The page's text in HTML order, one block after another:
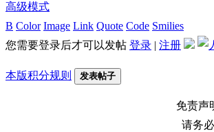
高级模式
B Color Image Link Quote Code Smilies
您需要登录后才可以发帖 登录 | 注册
本版积分规则 发表帖子
免责声
请务